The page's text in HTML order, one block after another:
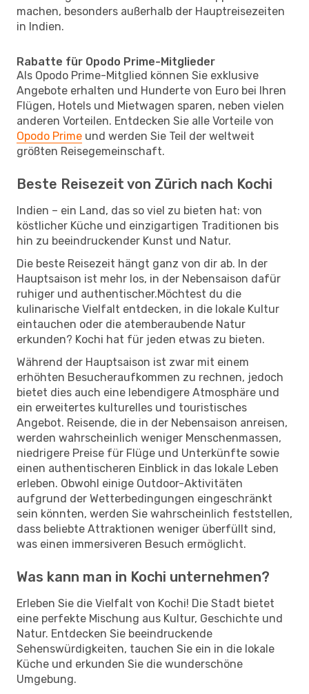
machen, besonders außerhalb der Hauptreisezeiten
in Indien.
Rabatte für Opodo Prime-Mitglieder
Als Opodo Prime-Mitglied können Sie exklusive
Angebote erhalten und Hunderte von Euro bei Ihren
Flügen, Hotels und Mietwagen sparen, neben vielen
anderen Vorteilen. Entdecken Sie alle Vorteile von
Opodo Prime und werden Sie Teil der weltweit
größten Reisegemeinschaft.
Beste Reisezeit von Zürich nach Kochi
Indien – ein Land, das so viel zu bieten hat: von
köstlicher Küche und einzigartigen Traditionen bis
hin zu beeindruckender Kunst und Natur.
Die beste Reisezeit hängt ganz von dir ab. In der
Hauptsaison ist mehr los, in der Nebensaison dafür
ruhiger und authentischer.Möchtest du die
kulinarische Vielfalt entdecken, in die lokale Kultur
eintauchen oder die atemberaubende Natur
erkunden? Kochi hat für jeden etwas zu bieten.
Während der Hauptsaison ist zwar mit einem
erhöhten Besucheraufkommen zu rechnen, jedoch
bietet dies auch eine lebendigere Atmosphäre und
ein erweitertes kulturelles und touristisches
Angebot. Reisende, die in der Nebensaison anreisen,
werden wahrscheinlich weniger Menschenmassen,
niedrigere Preise für Flüge und Unterkünfte sowie
einen authentischeren Einblick in das lokale Leben
erleben. Obwohl einige Outdoor-Aktivitäten
aufgrund der Wetterbedingungen eingeschränkt
sein könnten, werden Sie wahrscheinlich feststellen,
dass beliebte Attraktionen weniger überfüllt sind,
was einen immersiveren Besuch ermöglicht.
Was kann man in Kochi unternehmen?
Erleben Sie die Vielfalt von Kochi! Die Stadt bietet
eine perfekte Mischung aus Kultur, Geschichte und
Natur. Entdecken Sie beeindruckende
Sehenswürdigkeiten, tauchen Sie ein in die lokale
Küche und erkunden Sie die wunderschöne
Umgebung.